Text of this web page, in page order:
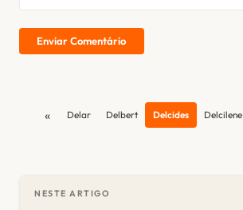
Enviar Comentário
« Delar Delbert Delcides Delcilene
NESTE ARTIGO